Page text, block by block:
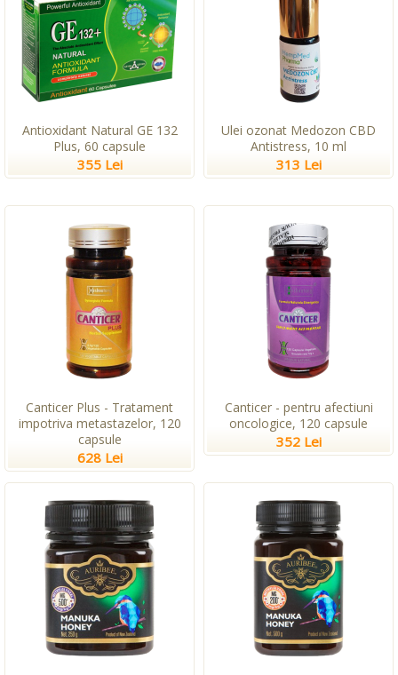
Antioxidant Natural GE 132
Plus, 60 capsule
355 Lei
Ulei ozonat Medozon CBD
Antistress, 10 ml
313 Lei
Canticer Plus - Tratament
impotriva metastazelor, 120
capsule
628 Lei
Canticer - pentru afectiuni
oncologice, 120 capsule
352 Lei